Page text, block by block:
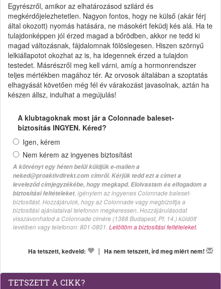
Egyrészről, amikor az elhatározásod szilárd és
megkérdőjelezhetetlen. Nagyon fontos, hogy ne külső (akár férj
által okozott) nyomás hatására, ne másokért feküdj kés alá. Ha te
tulajdonképpen jól érzed magad a bőrödben, akkor ne tedd ki
magad változásnak, fájdalomnak fölöslegesen. Hiszen szörnyű
lelkiállapotot okozhat az is, ha idegennek érzed a tulajdon
testedet. Másrészről meg kell várni, amíg a hormonrendszer
teljes mértékben magához tér. Az orvosok általában a szoptatás
elhagyását követően még fél év várakozást javasolnak, aztán ha
készen állsz, indulhat a megújulás!
A klubtagoknak most jár a Colonnade baleset-
biztosítás INGYEN. Kéred?
Igen, kérem
Nem kérem az ingyenes biztosítást
A kötvényt egy héten belül küldjük e-mailen a
neked@proaktivdirekt.com címről. Kérjük tedd ezt a címet a
leveleződ címjegyzékébe, hogy megkapd. Elolvastam és elfogadom a
biztosítási feltételeket, igénylem az ingyenes Colonnade baleset-
biztosítást. Hozzájárulok, hogy az Colonnade vagy megbízottja a
biztosítási ajánlataival telefonon megkeressen. Hozzájárulásodat
visszavonhatod a Colonnade címére (1388 Budapest, Pf. 14.) küldött
levélben vagy telefonon: 801-0801. Letöltöm a biztosítási feltételeket.
Ha tetszett, kedveld: | Ha nem tetszett, írd meg miért nem!
TETSZETT A CIKK?